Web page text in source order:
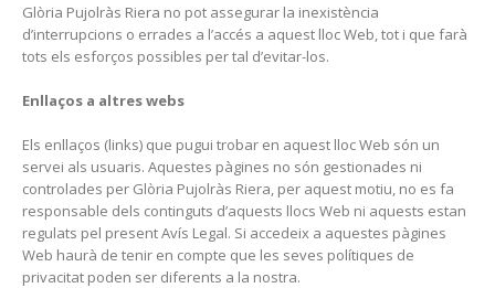
Glòria Pujolràs Riera no pot assegurar la inexistència
d’interrupcions o errades a l’accés a aquest lloc Web, tot i que farà
tots els esforços possibles per tal d’evitar-los.
Enllaços a altres webs
Els enllaços (links) que pugui trobar en aquest lloc Web són un
servei als usuaris. Aquestes pàgines no són gestionades ni
controlades per Glòria Pujolràs Riera, per aquest motiu, no es fa
responsable dels continguts d’aquests llocs Web ni aquests estan
regulats pel present Avís Legal. Si accedeix a aquestes pàgines
Web haurà de tenir en compte que les seves polítiques de
privacitat poden ser diferents a la nostra.